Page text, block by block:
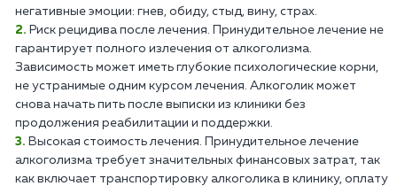
негативные эмоции: гнев, обиду, стыд, вину, страх.
Риск рецидива после лечения. Принудительное лечение не
гарантирует полного излечения от алкоголизма.
Зависимость может иметь глубокие психологические корни,
не устранимые одним курсом лечения. Алкоголик может
снова начать пить после выписки из клиники без
продолжения реабилитации и поддержки.
Высокая стоимость лечения. Принудительное лечение
алкоголизма требует значительных финансовых затрат, так
как включает транспортировку алкоголика в клинику, оплату